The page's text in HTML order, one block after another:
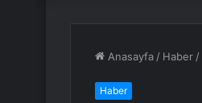
Anasayfa / Haber /
Haber